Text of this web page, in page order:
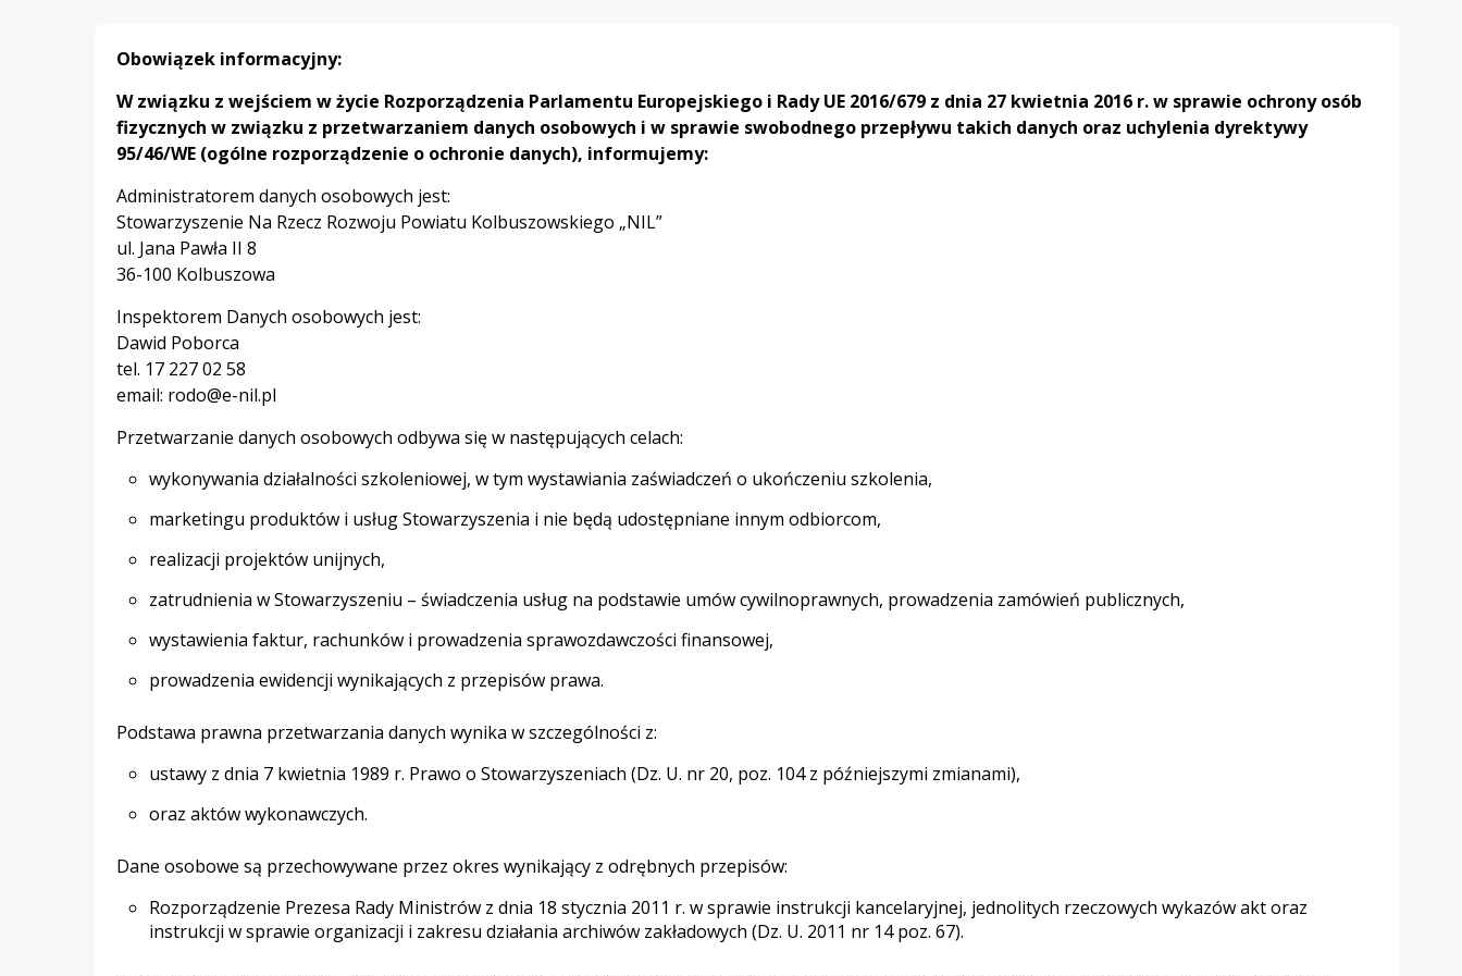
Obowiązek informacyjny:
W związku z wejściem w życie Rozporządzenia Parlamentu Europejskiego i Rady UE 2016/679 z dnia 27 kwietnia 2016 r. w sprawie ochrony osób
fizycznych w związku z przetwarzaniem danych osobowych i w sprawie swobodnego przepływu takich danych oraz uchylenia dyrektywy
95/46/WE (ogólne rozporządzenie o ochronie danych), informujemy:
Administratorem danych osobowych jest:
Stowarzyszenie Na Rzecz Rozwoju Powiatu Kolbuszowskiego „NIL”
ul. Jana Pawła II 8
36-100 Kolbuszowa
Inspektorem Danych osobowych jest:
Dawid Poborca
tel. 17 227 02 58
email: rodo@e-nil.pl
Przetwarzanie danych osobowych odbywa się w następujących celach:
wykonywania działalności szkoleniowej, w tym wystawiania zaświadczeń o ukończeniu szkolenia,
marketingu produktów i usług Stowarzyszenia i nie będą udostępniane innym odbiorcom,
realizacji projektów unijnych,
zatrudnienia w Stowarzyszeniu – świadczenia usług na podstawie umów cywilnoprawnych, prowadzenia zamówień publicznych,
wystawienia faktur, rachunków i prowadzenia sprawozdawczości finansowej,
prowadzenia ewidencji wynikających z przepisów prawa.
Podstawa prawna przetwarzania danych wynika w szczególności z:
ustawy z dnia 7 kwietnia 1989 r. Prawo o Stowarzyszeniach (Dz. U. nr 20, poz. 104 z późniejszymi zmianami),
oraz aktów wykonawczych.
Dane osobowe są przechowywane przez okres wynikający z odrębnych przepisów:
Rozporządzenie Prezesa Rady Ministrów z dnia 18 stycznia 2011 r. w sprawie instrukcji kancelaryjnej, jednolitych rzeczowych wykazów akt oraz
instrukcji w sprawie organizacji i zakresu działania archiwów zakładowych (Dz. U. 2011 nr 14 poz. 67).